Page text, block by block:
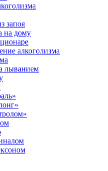
запоя
на дому
алкоголизма
лыванием